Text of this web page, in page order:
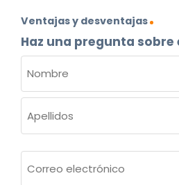
Ventajas y desventajas
Haz una pregunta
(OBLIGATORIO)
Nombre
electrónico